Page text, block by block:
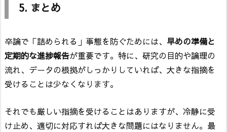
5. まとめ
卒論で「詰められる」事態を防ぐためには、 早めの準備と
定期的な進捗報告が重要です。特に、研究の目的や論理の
流れ、データの根拠がしっかりしていれば、大きな指摘を
受けることは少なくなります。
それでも厳しい指摘を受けることはありますが、冷静に受
け止め、適切に対応すれば大きな問題にはなりません。最